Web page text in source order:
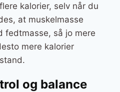
kalorier, selv når du
at muskelmasse
fedtmasse, så jo mere
mere kalorier
og balance